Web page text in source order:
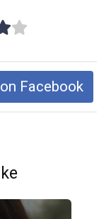
Facebook